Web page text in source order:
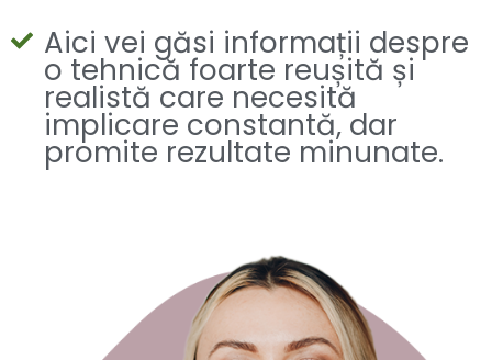
Aici vei găsi informații despre
o tehnică foarte reușită și
realistă care necesită
implicare constantă, dar
promite rezultate minunate.